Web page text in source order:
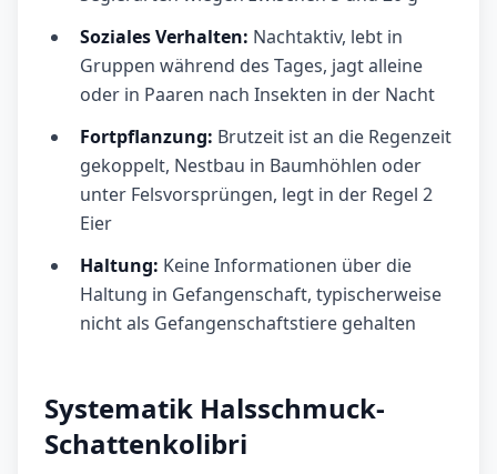
Soziales Verhalten: Nachtaktiv, lebt in
Gruppen während des Tages, jagt alleine
oder in Paaren nach Insekten in der Nacht
Fortpflanzung: Brutzeit ist an die Regenzeit
gekoppelt, Nestbau in Baumhöhlen oder
unter Felsvorsprüngen, legt in der Regel 2
Eier
Haltung: Keine Informationen über die
Haltung in Gefangenschaft, typischerweise
nicht als Gefangenschaftstiere gehalten
Systematik Halsschmuck-
Schattenkolibri